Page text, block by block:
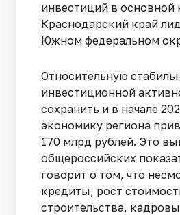
инвестиций в основной
Краснодарский край
Южном федеральном
Относительную
инвестиционной
сохранить и в начале
экономику региона
170 млрд рублей. Это
общероссийских
говорит о том, что
кредиты, рост
строительства,